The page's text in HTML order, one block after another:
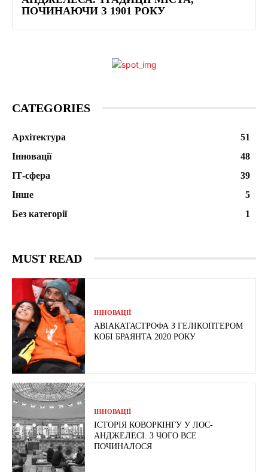
ПОЧИНАЮЧИ З 1901 РОКУ
CATEGORIES
Архітектура
51
Інновації
48
ІТ-сфера
39
Інше
5
Без категорії
1
MUST READ
ІННОВАЦІЇ
АВІАКАТАСТРОФА З ГЕЛІКОПТЕРОМ
КОБІ БРАЯНТА 2020 РОКУ
ІННОВАЦІЇ
ІСТОРІЯ КОВОРКІНГУ У ЛОС-
АНДЖЕЛЕСІ. З ЧОГО ВСЕ
ПОЧИНАЛОСЯ